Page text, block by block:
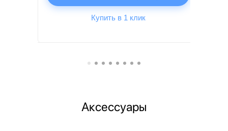
Купить в 1 клик
Аксессуары